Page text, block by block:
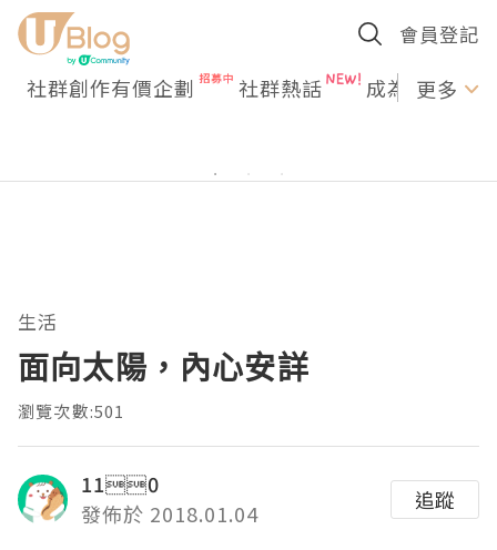
會員登記
社群創作有價企劃 社群熱話 成為U更多
生活
面向太陽，內心安詳
瀏覽次數:501
110
發佈於 2018.01.04
追蹤